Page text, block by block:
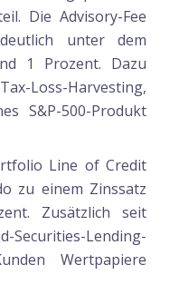
Die Advisory-Fee
unter dem
1 Prozent. Dazu
Loss-Harvesting,
S&P-500-Produkt
Line of Credit
zu einem Zinssatz
Zusätzlich seit
Securities-Lending-
Wertpapiere